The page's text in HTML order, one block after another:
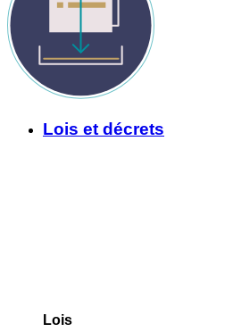
Lois et décrets
Lois